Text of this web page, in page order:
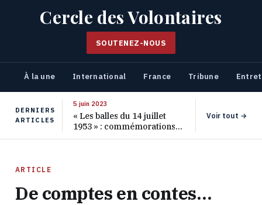
Cercle des Volontaires
SOUTENEZ-NOUS
À la une International France Tribune
DERNIERS
ARTICLES
5 juin 2023
« Les balles du 14 juillet
1953 » : commémorations
pour les 70 ans de ce
Voir tout →
ARTICLE
De comptes en contes…